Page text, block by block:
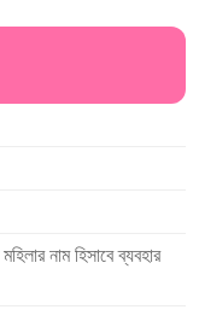
নাম হিসাবে ব্যবহার